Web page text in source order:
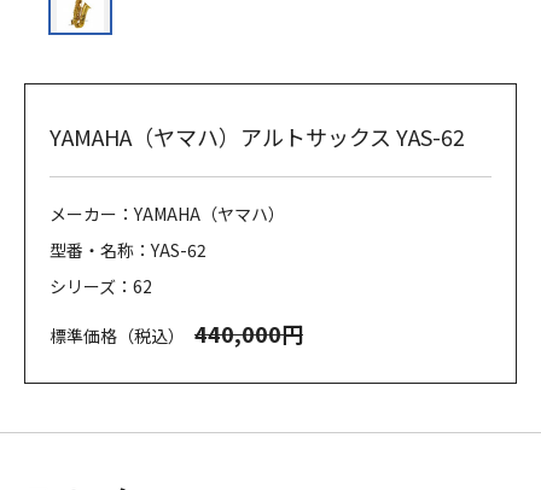
YAMAHA（ヤマハ）アルトサックス YAS-62
メーカー：YAMAHA（ヤマハ）
型番・名称：YAS-62
シリーズ：62
標準価格（税込） 440,000円